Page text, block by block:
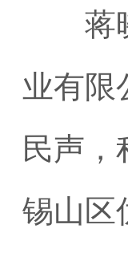
蒋晓
业有限
民声
锡山区